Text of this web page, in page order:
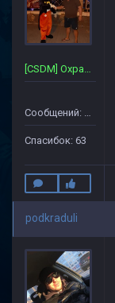
[CSDM] Охрана~Сервера
Сообщений: 357
Спасибок: 63
podkraduli